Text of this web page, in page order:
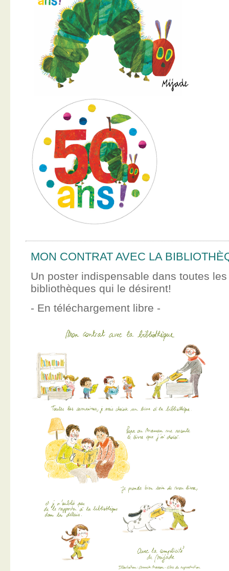
MON CONTRAT AVEC LA
Un poster indispensable dans toutes
bibliothèques qui le désirent!
- En téléchargement libre -